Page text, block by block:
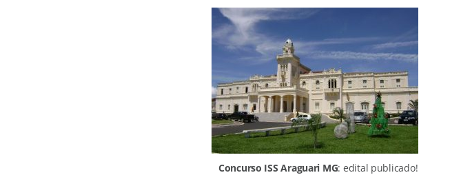
Concurso ISS Araguari MG: edital publicado!